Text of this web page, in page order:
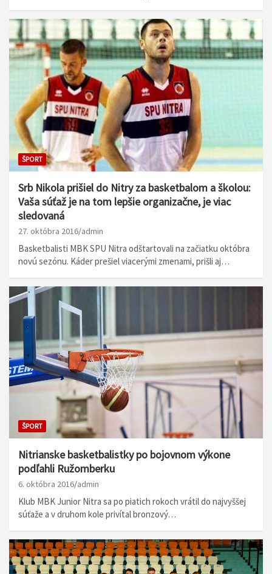
ŠPORT
Srb Nikola prišiel do Nitry za basketbalom a školou:
Vaša súťaž je na tom lepšie organizačne, je viac
sledovaná
27. októbra 2016 admin
Basketbalisti MBK SPU Nitra odštartovali na začiatku októbra
novú sezónu. Káder prešiel viacerými zmenami, prišli aj…
ŠPORT
Nitrianske basketbalistky po bojovnom výkone
podľahli Ružomberku
6. októbra 2016 admin
Klub MBK Junior Nitra sa po piatich rokoch vrátil do najvyššej
súťaže a v druhom kole privítal bronzový…